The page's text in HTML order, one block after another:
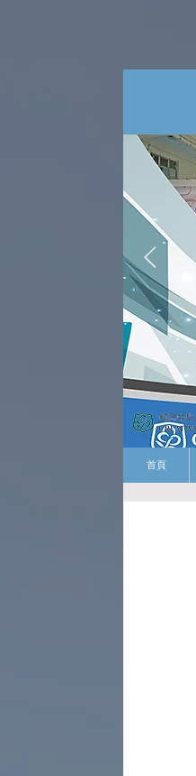
首頁